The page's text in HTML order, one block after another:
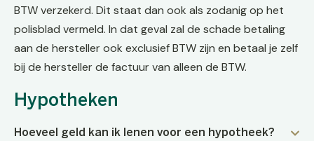
BTW verzekerd. Dit staat dan ook als zodanig op het
polisblad vermeld. In dat geval zal de schade betaling
aan de hersteller ook exclusief BTW zijn en betaal je zelf
bij de hersteller de factuur van alleen de BTW.
Hypotheken
Hoeveel geld kan ik lenen voor een hypotheek?